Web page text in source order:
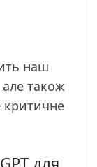
наш
але також